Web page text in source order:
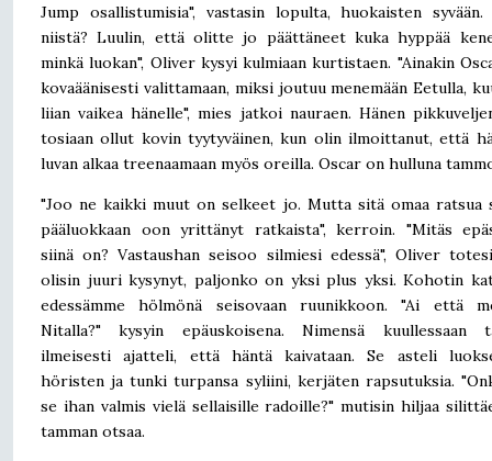
Jump osallistumisia", vastasin lopulta, huokaisten
niistä? Luulin, että olitte jo päättäneet kuka hyppää
minkä luokan", Oliver kysyi kulmiaan kurtistaen. "Ainakin
kovaäänisesti valittamaan, miksi joutuu menemään Eetulla,
liian vaikea hänelle", mies jatkoi nauraen. Hänen
tosiaan ollut kovin tyytyväinen, kun olin ilmoittanut, että
luvan alkaa treenaamaan myös oreilla. Oscar on hulluna
"Joo ne kaikki muut on selkeet jo. Mutta sitä omaa ratsua
pääluokkaan oon yrittänyt ratkaista", kerroin. "Mitäs
siinä on? Vastaushan seisoo silmiesi edessä", Oliver
olisin juuri kysynyt, paljonko on yksi plus yksi. Kohotin
edessämme hölmönä seisovaan ruunikkoon. "Ai että
Nitalla?" kysyin epäuskoisena. Nimensä kuullessaan
ilmeisesti ajatteli, että häntä kaivataan. Se asteli
höristen ja tunki turpansa syliini, kerjäten rapsutuksia.
se ihan valmis vielä sellaisille radoille?" mutisin hiljaa
tamman otsaa.